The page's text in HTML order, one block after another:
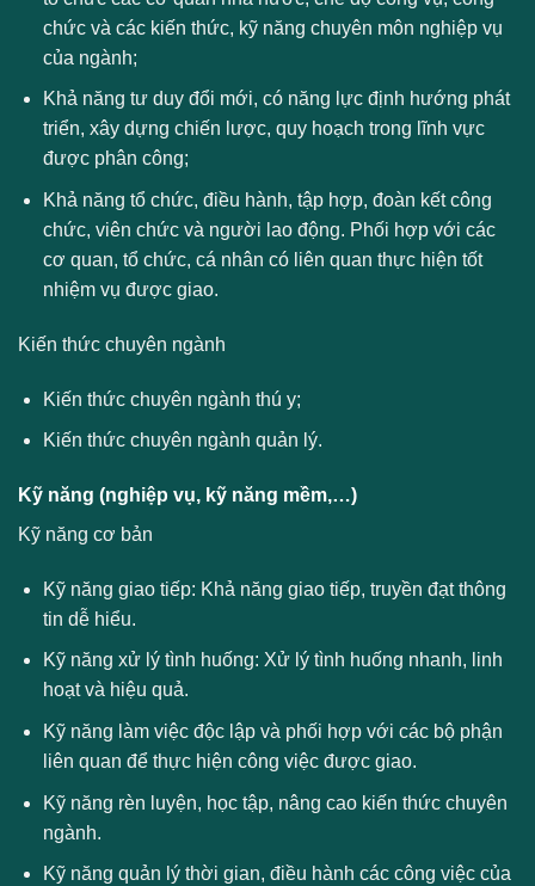
chức và các kiến thức, kỹ năng chuyên môn nghiệp vụ
của ngành;
Khả năng tư duy đổi mới, có năng lực định hướng phát
triển, xây dựng chiến lược, quy hoạch trong lĩnh vực
được phân công;
Khả năng tổ chức, điều hành, tập hợp, đoàn kết công
chức, viên chức và người lao động. Phối hợp với các
cơ quan, tổ chức, cá nhân có liên quan thực hiện tốt
nhiệm vụ được giao.
Kiến thức chuyên ngành
Kiến thức chuyên ngành thú y;
Kiến thức chuyên ngành quản lý.
Kỹ năng (nghiệp vụ, kỹ năng mềm,…)
Kỹ năng cơ bản
Kỹ năng giao tiếp: Khả năng giao tiếp, truyền đạt thông
tin dễ hiểu.
Kỹ năng xử lý tình huống: Xử lý tình huống nhanh, linh
hoạt và hiệu quả.
Kỹ năng làm việc độc lập và phối hợp với các bộ phận
liên quan để thực hiện công việc được giao.
Kỹ năng rèn luyện, học tập, nâng cao kiến thức chuyên
ngành.
Kỹ năng quản lý thời gian, điều hành các công việc của